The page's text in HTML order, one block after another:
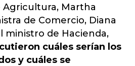
Agricultura, Martha
de Comercio, Diana
ministro de Hacienda,
cuáles serían los
y cuáles se